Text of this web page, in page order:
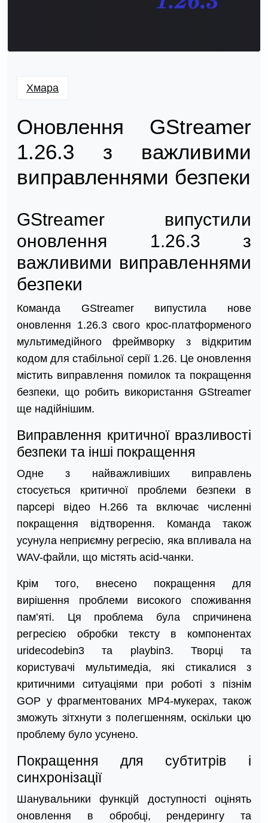
Хмара
Оновлення GStreamer
1.26.3 з важливими
виправленнями безпеки
GStreamer випустили
оновлення 1.26.3 з
важливими виправленнями
безпеки
Команда GStreamer випустила нове
оновлення 1.26.3 свого крос-платформеного
мультимедійного фреймворку з відкритим
кодом для стабільної серії 1.26. Це оновлення
містить виправлення помилок та покращення
безпеки, що робить використання GStreamer
ще надійнішим.
Виправлення критичної вразливості
безпеки та інші покращення
Одне з найважливіших виправлень
стосується критичної проблеми безпеки в
парсері відео H.266 та включає численні
покращення відтворення. Команда також
усунула неприємну регресію, яка впливала на
WAV-файли, що містять acid-чанки.
Крім того, внесено покращення для
вирішення проблеми високого споживання
пам’яті. Ця проблема була спричинена
регресією обробки тексту в компонентах
uridecodebin3 та playbin3. Творці та
користувачі мультимедіа, які стикалися з
критичними ситуаціями при роботі з пізнім
GOP у фрагментованих MP4-мукерах, також
зможуть зітхнути з полегшенням, оскільки цю
проблему було усунено.
Покращення для субтитрів і
синхронізації
Шанувальники функцій доступності оцінять
оновлення в обробці, рендерингу та